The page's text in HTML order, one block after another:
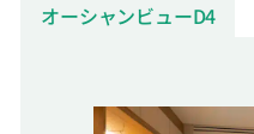
オーシャンビューD4